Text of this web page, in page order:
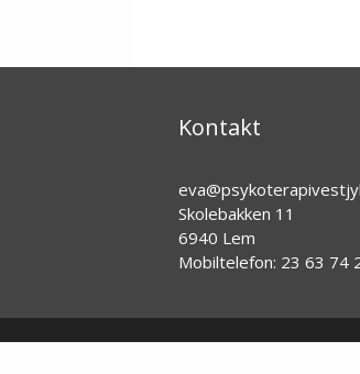
Kontakt
Skolebakken 11
6940 Lem
Mobiltelefon: 23 63 74